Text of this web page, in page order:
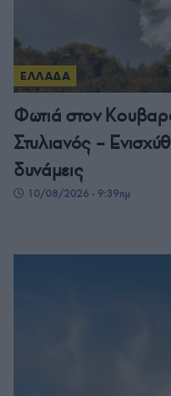
ΕΛΛΑΔΑ
Φωτιά στον
Στυλιανός –
δυνάμεις
10/08/2026 - 9:39πμ